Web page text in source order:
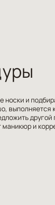
носки и
выполняется
другой
маникюр и